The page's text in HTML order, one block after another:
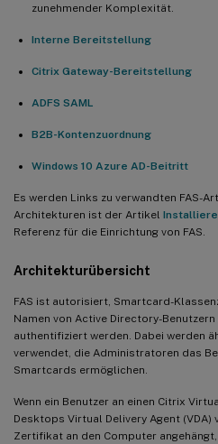
zunehmender Komplexität.
Interne Bereitstellung
Citrix Gateway-Bereitstellung
ADFS SAML
B2B-Kontenzuordnung
Windows 10 Azure AD-Beitritt
Es werden Links zu verwandten FAS-
Architekturen ist der Artikel
Referenz für die Einrichtung von FAS.
Architekturübersicht
FAS ist autorisiert, Smartcard-
Namen von Active Directory-
authentifiziert werden. Dabei werden
verwendet, die Administratoren das
Smartcards ermöglichen.
Wenn ein Benutzer an einen Citrix
Desktops Virtual Delivery Agent
Zertifikat an den Computer